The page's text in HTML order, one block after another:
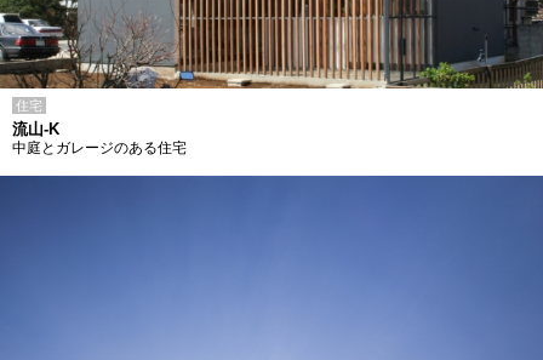
住宅
流山-K
中庭とガレージのある住宅